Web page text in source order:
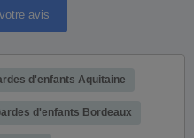
avis
d'enfants Aquitaine
d'enfants Bordeaux